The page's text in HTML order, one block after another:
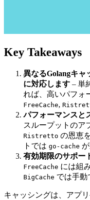
Key Takeaways
異なるGolangキャ
に対応します – 単
れば、高いパフォ
FreeCache,
パフォーマンスと
スループットのア
Ristretto の恩恵
トでは go-cache
有効期限のサポー
FreeCache には組
BigCache では手動
キャッシングは、アプ